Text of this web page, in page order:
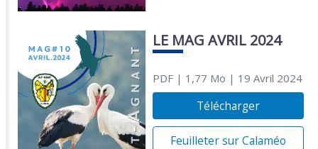
LE MAG AVRIL 2024
PDF| 1,77 Mo | 19 Avril 2024
Télécharger
Feuilleter sur Calaméo